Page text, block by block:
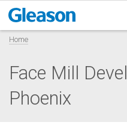
Home
Face Mill
Phoenix